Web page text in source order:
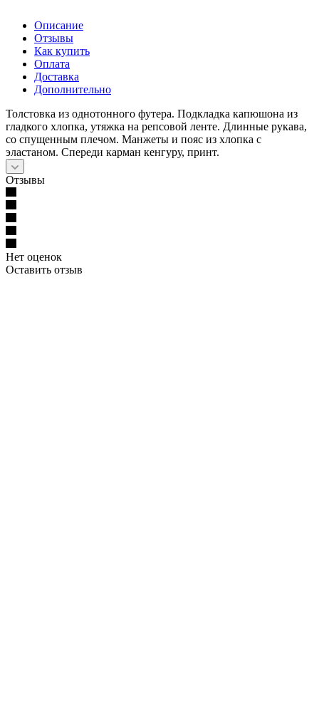
Описание
Отзывы
Как купить
Оплата
Доставка
Дополнительно
Толстовка из однотонного футера. Подкладка капюшона из
гладкого хлопка, утяжка на репсовой ленте. Длинные рукава,
со спущенным плечом. Манжеты и пояс из хлопка с
эластаном. Спереди карман кенгуру, принт.
Отзывы
Нет оценок
Оставить отзыв